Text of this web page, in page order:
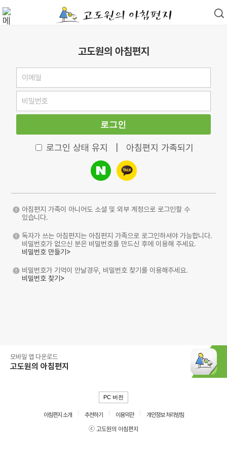
고도원의 아침편지
로그인
로그인 상태 유지 아침편지 가족되기
아침편지 가족이 아니어도 소셜 및 외부 계정으로 로그인할 수
있습니다.
독자가 쓰는 아침편지는 아침편지 가족으로 로그인하셔야 가능합니다.
비밀번호가 없으신 분은 비밀번호를 만드신 후에 이용해 주세요.
비밀번호 만들기>
비밀번호가 기억이 안날경우, 비밀번호 찾기를 이용해주세요.
비밀번호 찾기>
모바일 앱 다운로드
고도원의 아침편지
PC 버전
아침편지 소개 추천하기 이용약관
개인정보 처리방침
ⓒ 고도원의 아침편지